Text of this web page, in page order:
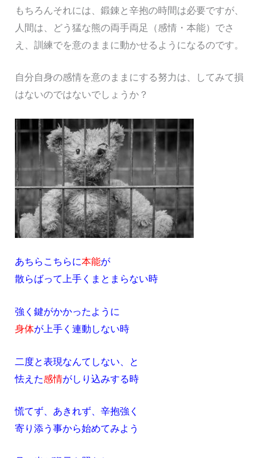
もちろんそれには、鍛錬と辛抱の時間は必要ですが、
人間は、どう猛な熊の両手両足（感情・本能）でさ
え、訓練でを意のままに動かせるようになるのです。
自分自身の感情を意のままにする努力は、してみて損
はないのではないでしょうか？
あちらこちらに本能が
散らばって上手くまとまらない時
強く鍵がかかったように
身体が上手く連動しない時
二度と表現なんてしない、と
怯えた感情がしり込みする時
慌てず、あきれず、辛抱強く
寄り添う事から始めてみよう